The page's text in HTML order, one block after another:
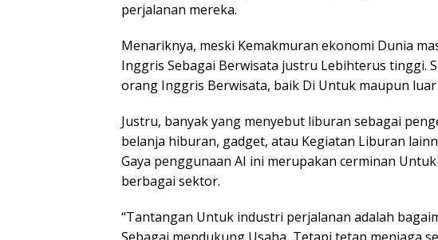
perjalanan mereka.
Menariknya, meski Kemakmuran ekonomi Dunia
Inggris Sebagai Berwisata justru Lebihterus tinggi.
orang Inggris Berwisata, baik Di Untuk maupun
Justru, banyak yang menyebut liburan sebagai
belanja hiburan, gadget, atau Kegiatan Liburan
Gaya penggunaan AI ini merupakan cerminan
berbagai sektor.
“Tantangan Untuk industri perjalanan adalah